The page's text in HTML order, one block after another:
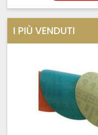
I PIÙ VENDUTI